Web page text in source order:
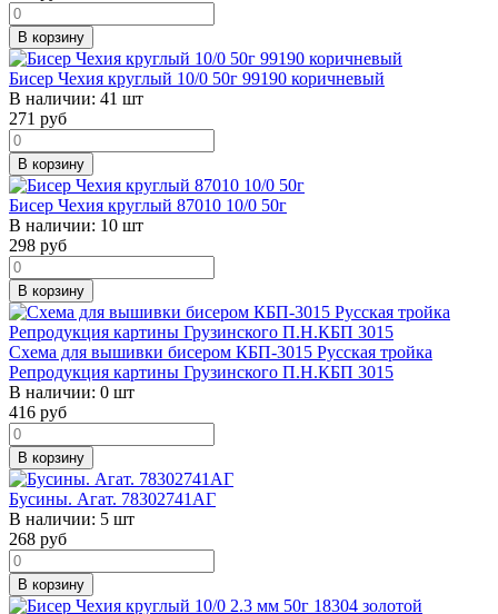
В корзину
Бисер Чехия круглый 10/0 50г 99190 коричневый
В наличии: 41 шт
271 руб
В корзину
Бисер Чехия круглый 87010 10/0 50г
В наличии: 10 шт
298 руб
В корзину
Схема для вышивки бисером КБП-3015 Русская тройка
Репродукция картины Грузинского П.Н.КБП 3015
В наличии: 0 шт
416 руб
В корзину
Бусины. Агат. 78302741АГ
В наличии: 5 шт
268 руб
В корзину